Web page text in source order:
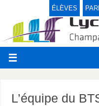
ÉLÈVES
L’équipe du